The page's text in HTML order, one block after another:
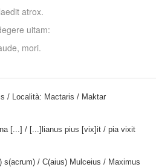
atrox.
uitam:
mori.
/ Località: Mactaris / Maktar
[...] / [...]lianus pius [vix]it / pia vixit
s(acrum) / C(aius) Mulceius / Maximus